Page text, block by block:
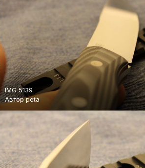
IMG 5139
Авторpeta